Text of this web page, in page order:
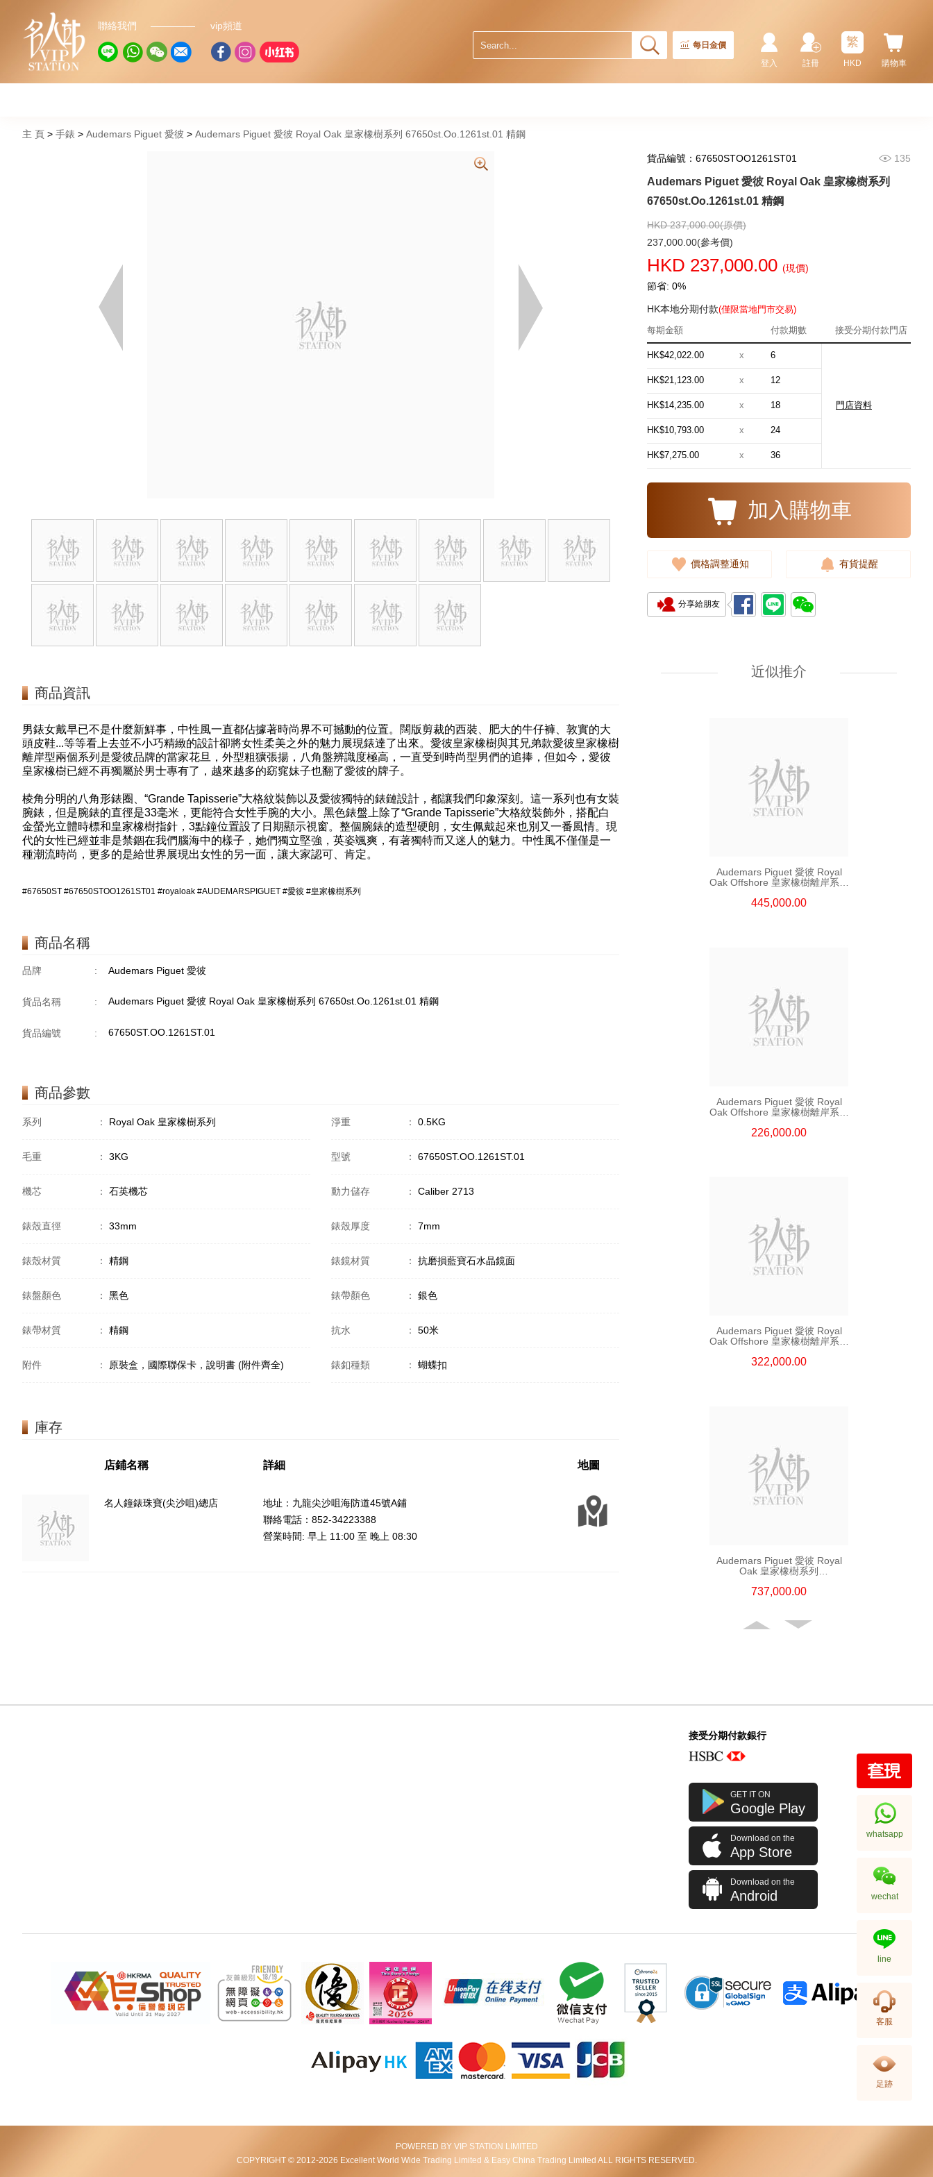
聯絡我們 vip頻道
每日金價
購物車
繁
HKD
註冊
登入
主 頁 手錶 Audemars Piguet 愛彼 Audemars Piguet 愛彼 Royal Oak 皇家橡樹系列 67650st.Oo.1261st.01 精鋼
商品資訊
男錶女戴早已不是什麼新鮮事，中性風一直都佔據著時尚界不可撼動的位置。闊版剪裁的西裝、肥大的牛仔褲、敦實的大
頭皮鞋...等等看上去並不小巧精緻的設計卻將女性柔美之外的魅力展現錶達了出來。愛彼皇家橡樹與其兄弟款愛彼皇家橡樹
離岸型兩個系列是愛彼品牌的當家花旦，外型粗獷張揚，八角盤辨識度極高，一直受到時尚型男們的追捧，但如今，愛彼
皇家橡樹已經不再獨屬於男士專有了，越來越多的窈窕妹子也翻了愛彼的牌子。
棱角分明的八角形錶圈、“Grande Tapisserie”大格紋裝飾以及愛彼獨特的錶鏈設計，都讓我們印象深刻。這一系列也有女裝
腕錶，但是腕錶的直徑是33毫米，更能符合女性手腕的大小。黑色錶盤上除了“Grande Tapisserie”大格紋裝飾外，搭配白
金螢光立體時標和皇家橡樹指針，3點鐘位置設了日期顯示視窗。整個腕錶的造型硬朗，女生佩戴起來也別又一番風情。現
代的女性已經並非是禁錮在我們腦海中的樣子，她們獨立堅強，英姿颯爽，有著獨特而又迷人的魅力。中性風不僅僅是一
種潮流時尚，更多的是給世界展現出女性的另一面，讓大家認可、肯定。
#67650ST #67650STOO1261ST01 #royaloak #AUDEMARSPIGUET #愛彼 #皇家橡樹系列
商品名稱
品牌 : Audemars Piguet 愛彼
貨品名稱 : Audemars Piguet 愛彼 Royal Oak 皇家橡樹系列 67650st.Oo.1261st.01 精鋼
貨品編號 : 67650ST.OO.1261ST.01
商品參數
系列 ： Royal Oak 皇家橡樹系列 淨重 ： 0.5KG
毛重 ： 3KG 型號 ： 67650ST.OO.1261ST.01
機芯 ： 石英機芯 動力儲存 ： Caliber 2713
錶殼直徑 ： 33mm 錶殼厚度 ： 7mm
錶殼材質 ： 精鋼 錶鏡材質 ： 抗磨損藍寶石水晶鏡面
錶盤顏色 ： 黑色 錶帶顏色 ： 銀色
錶帶材質 ： 精鋼 抗水 ： 50米
附件 ： 原裝盒，國際聯保卡，說明書 (附件齊全) 錶釦種類 ： 蝴蝶扣
庫存
店鋪名稱 詳細 地圖
名人鐘錶珠寶(尖沙咀)總店
地址：九龍尖沙咀海防道45號A鋪
聯絡電話：852-34223388
營業時間: 早上 11:00 至 晚上 08:30
貨品編號：67650STOO1261ST01 135
Audemars Piguet 愛彼 Royal Oak 皇家橡樹系列
67650st.Oo.1261st.01 精鋼
HKD 237,000.00(原價)
237,000.00(參考價)
HKD 237,000.00 (現價)
節省: 0%
HK本地分期付款(僅限當地門市交易)
每期金額
付款期數 接受分期付款門店
HK$42,022.00 x 6
門店資料
HK$21,123.00 x 12
HK$14,235.00 x 18
HK$10,793.00 x 24
HK$7,275.00 x 36
加入購物車
價格調整通知 有貨提醒
分享給朋友
近似推介
Audemars Piguet 愛彼 Royal
Oak 皇家橡樹系列
15407st.Oo.1220st.01 精鋼
Audemars Piguet 愛彼 Royal
15510st.Oo.1320st.08 精鋼
348,000.00
15720st.Oo.A009ca.01 精鋼
203,000.00
Audemars Piguet 愛彼 Royal
Oak Offshore 皇家橡樹離岸系列
18kt玫瑰金
445,000.00
Audemars Piguet 愛彼 Royal
Oak Offshore 皇家橡樹離岸系列
精鋼
226,000.00
Audemars Piguet 愛彼 Royal
Oak Offshore 皇家橡樹離岸系列
322,000.00
Audemars Piguet 愛彼 Royal
Oak 皇家橡樹系列
737,000.00
Audemars Piguet 愛彼 Royal
Oak Offshore 皇家橡樹離岸系列
220,000.00
接受分期付款銀行
GET IT ON
Google Play
Download on the
App Store
Download on the
Android
POWERED BY VIP STATION LIMITED
COPYRIGHT © 2012-2026 Excellent World Wide Trading Limited & Easy China Trading Limited ALL RIGHTS RESERVED.
whatsapp
wechat
line
客服
足跡